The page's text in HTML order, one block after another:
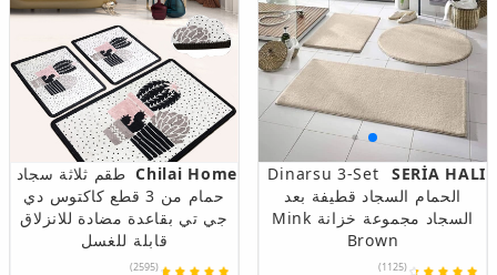
SERİA HALI
Dinarsu 3-Set
الحمام السجاد قطيفة بعد
السجاد مجموعة خزانة Mink
Brown
(1125)
Chilai Home طقم ثلاثة سجاد
حمام من 3 قطع كاكتوس دي
جي تي بقاعدة مضادة للانزلاق
قابلة للغسل
(2595)